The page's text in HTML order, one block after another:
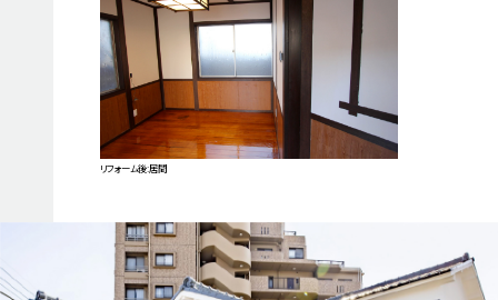
リフォーム後:居間